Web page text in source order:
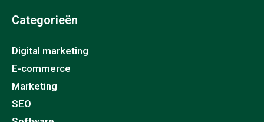
Categorieën
Digital marketing
E-commerce
Marketing
SEO